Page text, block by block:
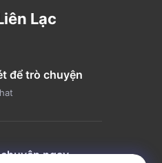
Lạc
để trò chuyện
ngay.